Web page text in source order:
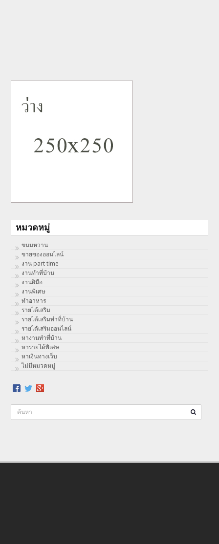
หมวดหมู่
ขนมหวาน
ขายของออนไลน์
งาน part time
งานทําที่บ้าน
งานฝีมือ
งานพิเศษ
ทําอาหาร
รายได้เสริม
รายได้เสริมทำที่บ้าน
รายได้เสริมออนไลน์
หางานทำที่บ้าน
หารายได้พิเศษ
หาเงินทางเว็บ
ไม่มีหมวดหมู่